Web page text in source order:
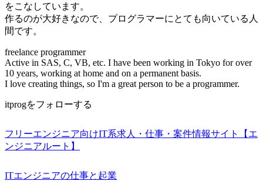
をこなしています。
作るのが大好きなので、プログラマーにとても向いている人
間です。
freelance programmer
Active in SAS, C, VB, etc. I have been working in Tokyo for over
10 years, working at home and on a permanent basis.
I love creating things, so I'm a great person to be a programmer.
itprogをフォローする
フリーエンジニア向けIT系求人・仕事・案件情報サイト【エ
ンジニアルート】
ITエンジニアの仕事と起業